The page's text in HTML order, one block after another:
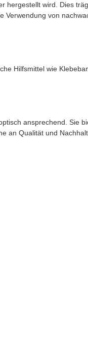
hergestellt wird. Dies
von
Hilfsmittel wie
ansprechend. Sie
an Qualität und